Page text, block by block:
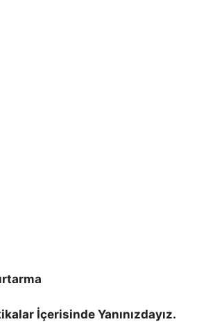
İçerisinde Yanınızdayız.